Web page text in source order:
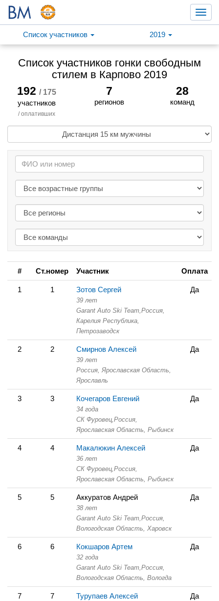
Список участников
2019
Список участников гонки свободным
стилем в Карпово 2019
192 / 175
участников
/ оплативших
7
регионов
28
команд
# Ст.номер Участник Оплата
1 1 Зотов Сергей
39 лет
Garant Auto Ski Team, Россия,
Карелия Республика,
Петрозаводск
Да
2 2 Смирнов Алексей
39 лет
Россия, Ярославская Область,
Ярославль
Да
3 3 Кочегаров Евгений
34 года
СК Фуровец, Россия,
Ярославская Область, Рыбинск
Да
4 4 Макалюкин Алексей
36 лет
СК Фуровец, Россия,
Ярославская Область, Рыбинск
Да
5 5 Аккуратов Андрей
38 лет
Garant Auto Ski Team, Россия,
Вологодская Область,
Харовск
Да
6 6 Кокшаров Артем
32 года
Garant Auto Ski Team, Россия,
Вологодская Область, Вологда
Да
7 7 Турупаев Алексей Да